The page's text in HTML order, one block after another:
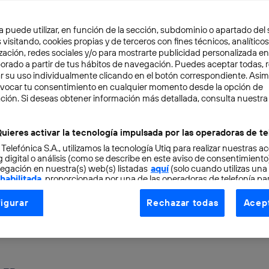
flexible los investigadores han conseguido
del dolor para poder controlar su funcionamiento
sensorialyemocionalinherente a todos
central, pero a menudo resulta difícil
del dolor en los pacientes con dolencias
tratarlo de forma efectiva. Pero un nuevoimplante
sobre el origen de la sensación del dolor de
dolencias gracias a los
pulsos de luzque incorpora
puede utilizar, en función de la sección, subdominio o apartado del
visitando, cookies propias y de terceros con fines técnicos,
redes sociales y/o para mostrarte publicidad personalizada
a partir de tus hábitos de navegación. Puedes aceptar todas,
su uso individualmente clicando en el botón correspondiente.
tu consentimiento en cualquier momento desde la opción de
Si deseas obtener información más detallada, consulta nuestra
activar la tecnología impulsada por las operadoras de
S.A., utilizamos la tecnología Utiq para realizar nuestras
digital o análisis (como se describe en este aviso de
en nuestra(s) web(s) listadas aquí(solo cuando utilizas una
, proporcionada por una de las operadoras de telefonía
consentimiento en cada página web).
Utiq está diseñada con la privacidad como prioridad
Rechazar todas